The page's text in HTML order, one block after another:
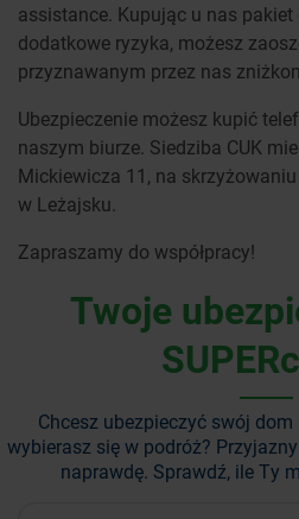
assistance. Kupując u nas
dodatkowe ryzyka, możesz
przyznawanym przez nas
Ubezpieczenie możesz kupić
naszym biurze. Siedziba CUK
Mickiewicza 11, na
w Leżajsku.
Zapraszamy do współpracy!
Twoje
Chcesz ubezpieczyć swój
wybierasz się w podróż?
naprawdę. Sprawdź, ile Ty